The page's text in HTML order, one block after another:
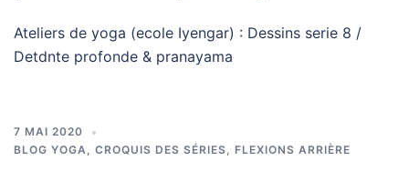
Ateliers de yoga (ecole Iyengar) : Dessins serie 8 /
Detdnte profonde & pranayama
7 MAI 2020
BLOG YOGA, CROQUIS DES SÉRIES, FLEXIONS ARRIÈRE